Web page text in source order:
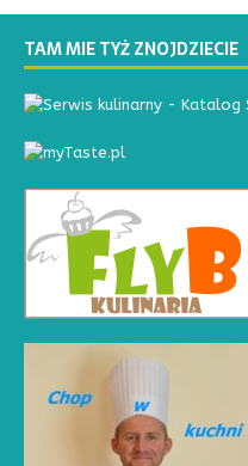
TAM MIE TYŻ ZNOJDZIECIE